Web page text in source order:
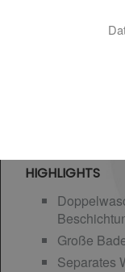
HIGHLIGHTS
Große
Separates